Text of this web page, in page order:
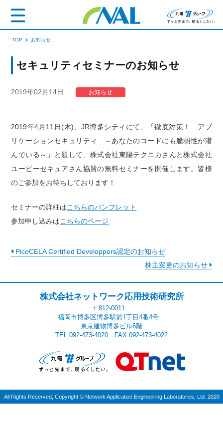
TOP お知らせ
セキュリティセミナーのお知らせ
2019年02月14日 お知らせ
2019年4月11日(木)、JR博多シティにて、「徹底対策！ アプ
リケーションセキュリティ ～あなたのコードにも脆弱性が潜
んでいる～」と題して、株式会社東陽テクニカさんと株式会社
ユービーセキュアさん協賛の無料セミナーを開催します。皆様
のご参加をお待ちしております！
セミナーの詳細はこちらのパンフレット
参加申し込みはこちらのページ
PicoCELA Certified Developpers認定のお知らせ
株主変更のお知らせ
株式会社ネットワーク応用技術研究所
〒812-0011
福岡市博多区博多駅前1丁目4番4号
東京建物博多ビル6階
TEL 092-473-4020 FAX 092-473-4022
All Rights Reserved, Copyright ©Network Application Engineering Laboratories, Ltd. 2020